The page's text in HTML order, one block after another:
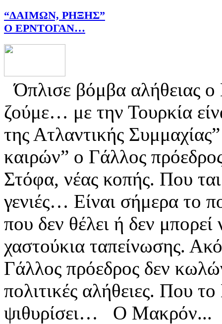
“ΔΑΙΜΩΝ, ΡΗΞΗΣ”
Ο ΕΡΝΤΟΓΑΝ…
Όπλισε βόμβα αλήθειας
ζούμε… με την Τουρκία
της Ατλαντικής
καιρών” ο Γάλλος
Στόφα, νέας κοπής. Που
γενιές… Είναι σήμερα το
που δεν θέλει ή δεν
χαστούκια ταπείνωσης.
Γάλλος πρόεδρος δεν
πολιτικές αλήθειες. Που
ψιθυρίσει… Ο Μακρόν...